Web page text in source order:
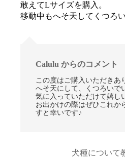
敢えてLサイズを購入。
移動中もへそ天してくつろ
Calulu からのコメント
この度はご購入いただきあ
へそ天にして、くつろいで
気に入っていただけて嬉し
お出かけの際はぜひこれか
すと幸いです♪
犬種について